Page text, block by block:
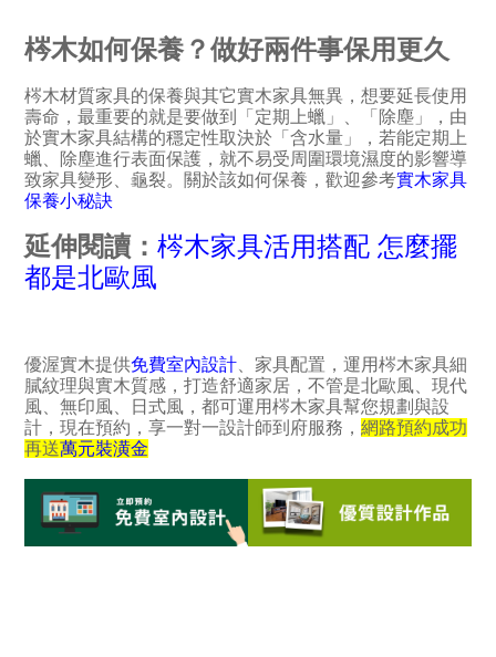
梣木如何保養？做好兩件事保用更久
梣木材質家具的保養與其它實木家具無異，想要延長使用
壽命，最重要的就是要做到「定期上蠟」、「除塵」，由
於實木家具結構的穩定性取決於「含水量」，若能定期上
蠟、除塵進行表面保護，就不易受周圍環境濕度的影響導
致家具變形、龜裂。關於該如何保養，歡迎參考實木家具
保養小秘訣
延伸閱讀：梣木家具活用搭配 怎麼擺
都是北歐風
優渥實木提供免費室內設計 、家具配置，運用梣木家具細
膩紋理與實木質感，打造舒適家居，不管是北歐風、現代
風、無印風、日式風，都可運用梣木家具幫您規劃與設
計，現在預約，享一對一設計師到府服務，網路預約成功
再送萬元裝潢金